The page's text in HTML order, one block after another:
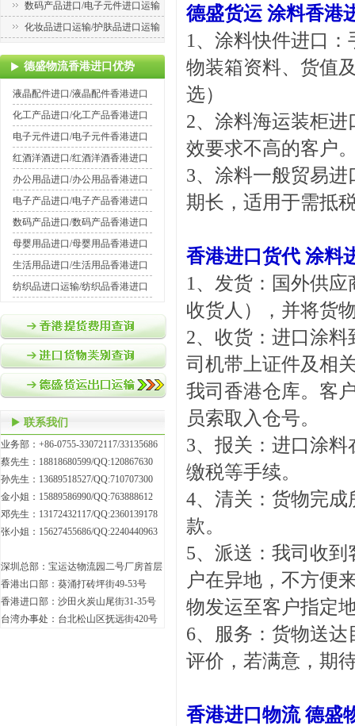
数码产品进口/电子元件进口运输
化妆品进口运输/护肤品进口运输
德盛物流香港进口优势
液晶配件进口/液晶配件香港进口
化工产品进口/化工产品香港进口
电子元件进口/电子元件香港进口
红酒洋酒进口/红酒洋酒香港进口
办公用品进口/办公用品香港进口
电子产品进口/电子产品香港进口
数码产品进口/数码产品香港进口
母婴用品进口/母婴用品香港进口
生活用品进口/生活用品香港进口
纺织品进口运输/纺织品香港进口
联系我们
业务部：+86-0755-33072117/33135686
蔡先生：18818680599/QQ:120867630
孙先生：13689518527/QQ:710707300
金小姐：15889586990/QQ:763888612
邓先生：13172432117/QQ:2360139178
张小姐：15627455686/QQ:2240440963
深圳总部：宝运达物流园二号厂房首层
香港出口部：葵涌打砖坪街49-53号
香港进口部：沙田火炭山尾街31-35号
台湾办事处：台北松山区抚远街420号
德盛货运 涂料香港
1、 涂料快件进口
物装箱资料、货值
选）
2、 涂料海运装柜进
效要求不高的客户
3、 涂料一般贸易进
期长，适用于需抵
香港进口货代 涂料
1、发货：国外供
收货人），并将货
2、收货：进口涂
司机带上证件及相
我司香港仓库。客
员索取入仓号。
3、报关：进口涂
缴税等手续。
4、清关：货物完
款。
5、派送： 我司 收到
户在异地，不方便
物发运至客户指定
6、服务：货物送
评价，若满意，期
香港进口物流德盛